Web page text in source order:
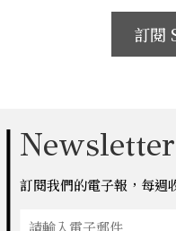
訂閱
Newsletter
訂閱我們的電子報，每週